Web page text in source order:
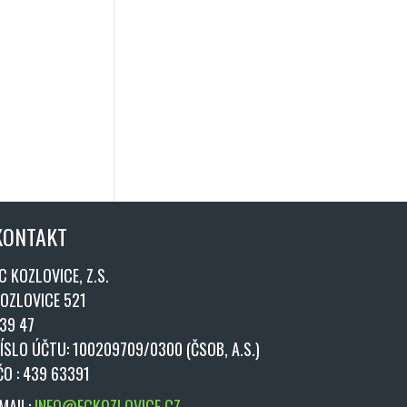
KOZLOVICE, Z.S.
521
47
ÚČTU: 100209709/0300 (ČSOB, A.S.)
: 439 63391